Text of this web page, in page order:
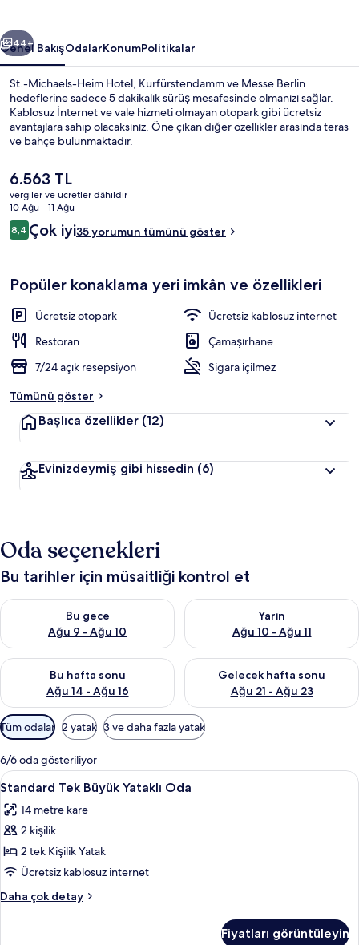
Sonraki
44+
Genel BakışOdalarKonumPolitikalar
St.-Michaels-Heim Hotel, Kurfürstendamm ve Messe Berlin
hedeflerine sadece 5 dakikalık sürüş mesafesinde olmanızı sağlar.
Kablosuz İnternet ve vale hizmeti olmayan otopark gibi ücretsiz
avantajlara sahip olacaksınız. Öne çıkan diğer özellikler arasında teras
ve bahçe bulunmaktadır.
Şu
anki
fiyat
6.563 TL
6.563 TL
vergiler ve ücretler dâhildir
10 Ağu - 11 Ağu
Yorumlar
8,48,4/10
Çok iyi35 yorumun tümünü göster
Popüler konaklama yeri imkân ve özellikleri
Ücretsiz otopark
Ücretsiz kablosuz internet
Restoran
Çamaşırhane
7/24 açık resepsiyon
Sigara içilmez
Tümünü göster
Başlıca özellikler (12)
Evinizdeymiş gibi hissedin (6)
Oda seçenekleri
Bu tarihler için müsaitliği kontrol et
Bu gece
Ağu 9 - Ağu 10
Bu gece için müsaitliği kontrol et Ağu 9 - Ağu 10
Yarın
Ağu 10 - Ağu 11
Yarın için müsaitliği kontrol et
Bu hafta sonu
Ağu 14 - Ağu 16
Bu hafta sonu için müsaitliği kontrol et Ağu 14 - Ağu 16
Gelecek hafta sonu
Ağu 21 - Ağu 23
Önümüzdeki hafta sonu için
Odalar
için
mevcut
filtreler
Tüm odalar 2 yatak 3 ve daha fazla yatak
6/6 oda gösteriliyor
Standard
Tek
Büyük
Yataklı
Oda
için
tüm
fotoğrafları
Standard Tek Büyük Yataklı Oda |
7
Standard Tek Büyük Yataklı Oda
14 metre kare
2 kişilik
2 tek Kişilik Yatak
Ücretsiz kablosuz internet
Daha çok detay
Standard
Fiyatları görüntüleyin